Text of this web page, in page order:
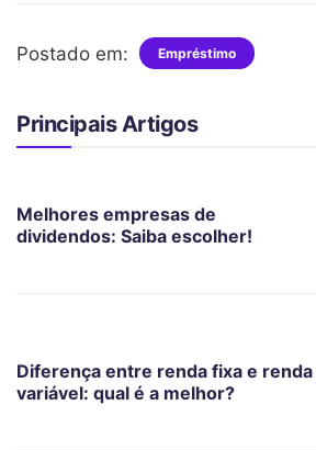
Postado em: Empréstimo
Principais Artigos
Melhores empresas de
dividendos: Saiba escolher!
Diferença entre renda fixa e renda
variável: qual é a melhor?